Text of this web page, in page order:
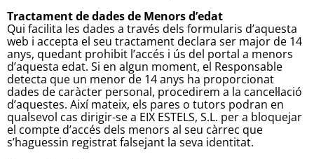
Tractament de dades de Menors d’edat
Qui facilita les dades a través dels formularis d’aquesta
web i accepta el seu tractament declara ser major de 14
anys, quedant prohibit l’accés i ús del portal a menors
d’aquesta edat. Si en algun moment, el Responsable
detecta que un menor de 14 anys ha proporcionat
dades de caràcter personal, procedirem a la cancel·lació
d’aquestes. Així mateix, els pares o tutors podran en
qualsevol cas dirigir-se a EIX ESTELS, S.L. per a bloquejar
el compte d’accés dels menors al seu càrrec que
s’haguessin registrat falsejant la seva identitat.